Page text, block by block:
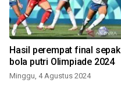
Hasil perempat final sepak
bola putri Olimpiade 2024
Minggu, 4 Agustus 2024